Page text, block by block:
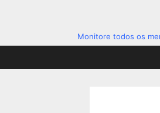
Monitore todos os